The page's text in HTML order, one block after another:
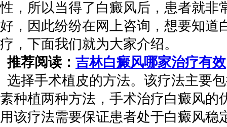
性，所以当得了白癜风后，患者就非
好，因此纷纷在网上咨询，想要知道
疗，下面我们就为大家介绍。
推荐阅读： 吉林白癜风哪家治疗有效
选择手术植皮的方法。该疗法主要
素种植两种方法，手术治疗白癜风的
用该疗法需要保证患者处于白癜风稳